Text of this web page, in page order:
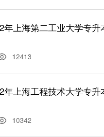
年上海第二工业大学专升
12413
年上海工程技术大学专升
10342